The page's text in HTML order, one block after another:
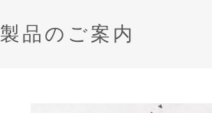
製品のご案内